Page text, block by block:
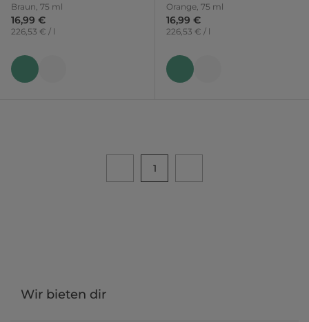
Braun, 75 ml
16,99 €
226,53 € / l
Orange, 75 ml
16,99 €
226,53 € / l
1
Wir bieten dir